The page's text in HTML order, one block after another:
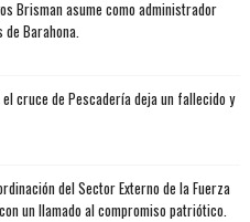
Brisman asume como administrador
Barahona.
cruce de Pescadería deja un fallecido y
del Sector Externo de la Fuerza
un llamado al compromiso patriótico.